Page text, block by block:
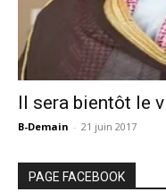
Il sera bientôt le
B-Demain - 21 juin 2017
PAGE FACEBOOK